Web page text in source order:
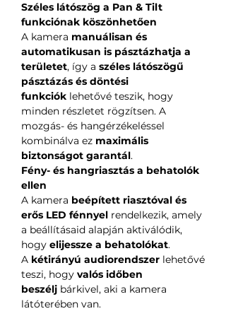
Széles látószög a Pan & Tilt
funkciónak köszönhetően
A kamera manuálisan és
automatikusan is pásztázhatja a
területet, így a széles látószögű
pásztázás és döntési
funkciók lehetővé teszik, hogy
minden részletet rögzítsen. A
mozgás- és hangérzékeléssel
kombinálva ez maximális
biztonságot garantál.
Fény- és hangriasztás a behatolók
ellen
A kamera beépített riasztóval és
erős LED fénnyel rendelkezik, amely
a beállításaid alapján aktiválódik,
hogy elijessze a behatolókat.
A kétirányú audiorendszer lehetővé
teszi, hogy valós időben
beszélj bárkivel, aki a kamera
látóterében van.